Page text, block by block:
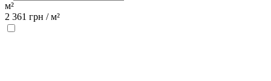
м²
2 361 грн /м²